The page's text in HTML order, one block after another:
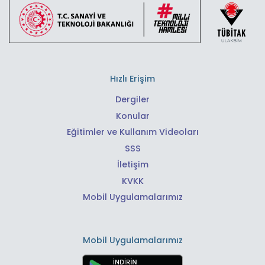
Hızlı Erişim
Dergiler
Konular
Eğitimler ve Kullanım Videoları
SSS
İletişim
KVKK
Mobil Uygulamalarımız
Mobil Uygulamalarımız